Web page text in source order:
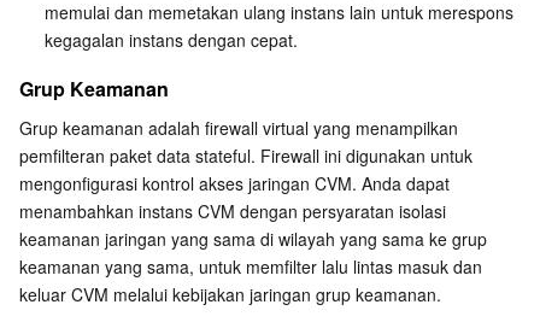
Tencent Cloud WeData
Business Intelligence
Tencent Cloud TCLake
Video Creation Large Model
Tencent HY 3D Global
Tencent HY
LLM Service TokenHub
TDMQ for RocketMQ
TDMQ for RabbitMQ
TDMQ for Apache Pulsar
TDMQ for MQTT
TDMQ for CMQ
Short Message Service
Tencent Push Notification Service
Simple Email Service
Interaksi Waktu Nyata
Chat
Tencent Real-Time Communication
Low-code Interactive Classroom
Real-time Teleoperation
Layanan Video
StreamLive
StreamPackage
StreamLink
Media On-Demand
LVB Recording
Pemrosesan Media
Media Processing Service
Media SDK
memulai dan memetakan ulang instans lain untuk merespons
kegagalan instans dengan cepat.
Grup Keamanan
Grup keamanan adalah firewall virtual yang menampilkan
pemfilteran paket data stateful. Firewall ini digunakan untuk
mengonfigurasi kontrol akses jaringan CVM. Anda dapat
menambahkan instans CVM dengan persyaratan isolasi
keamanan jaringan yang sama di wilayah yang sama ke grup
keamanan yang sama, untuk memfilter lalu lintas masuk dan
keluar CVM melalui kebijakan jaringan grup keamanan.